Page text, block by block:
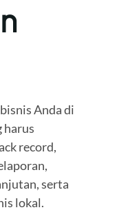
Anda di
harus
record,
serta
lokal.